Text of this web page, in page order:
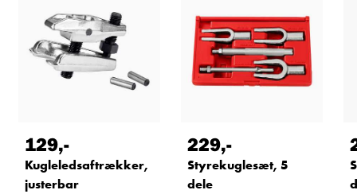
129,-
Kugleledsaftrækker,
justerbar
229,-
Styrekuglesæt, 5
dele